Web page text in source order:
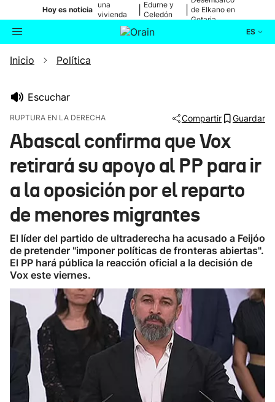
Hoy es noticia
una
vivienda
de Bilbao
Edurne y
Celedón
de Elkano en
Getaria
ES
Buscador
Ikusmiran
Eguraldia
Inicio Política
Escuchar
RUPTURA EN LA DERECHA Compartir Guardar
Abascal confirma que Vox
retirará su apoyo al PP para ir
a la oposición por el reparto
de menores migrantes
El líder del partido de ultraderecha ha acusado a Feijóo
de pretender "imponer políticas de fronteras abiertas".
El PP hará pública la reacción oficial a la decisión de
Vox este viernes.